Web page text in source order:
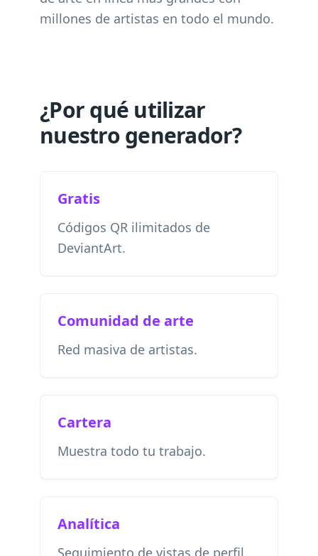
millones de artistas en todo el mundo.
¿Por qué utilizar
nuestro generador?
Gratis
Códigos QR ilimitados de
DeviantArt.
Comunidad de arte
Red masiva de artistas.
Cartera
Muestra todo tu trabajo.
Analítica
Seguimiento de vistas de perfil.